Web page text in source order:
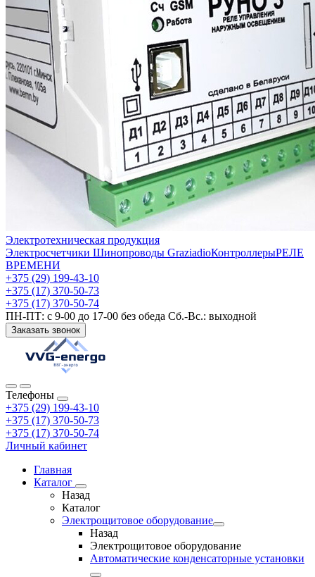
Электротехническая продукция
Электросчетчики Шинопроводы GraziadioКонтроллерыРЕЛЕ
ВРЕМЕНИ
+375 (29) 199-43-10
+375 (17) 370-50-73
+375 (17) 370-50-74
ПН-ПТ: с 9-00 до 17-00 без обеда Сб.-Вс.: выходной
Заказать звонок
Телефоны
+375 (29) 199-43-10
+375 (17) 370-50-73
+375 (17) 370-50-74
Личный кабинет
Главная
Каталог
Назад
Каталог
Электрощитовое оборудование
Назад
Электрощитовое оборудование
Автоматические конденсаторные установки